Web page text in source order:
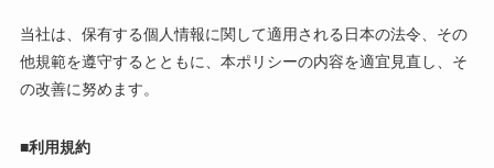
当社は、保有する個人情報に関して適用される日本の法令、その
他規範を遵守するとともに、本ポリシーの内容を適宜見直し、そ
の改善に努めます。
■利用規約